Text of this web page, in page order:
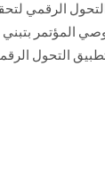
المؤتمر
التحول